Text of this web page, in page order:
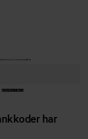
har